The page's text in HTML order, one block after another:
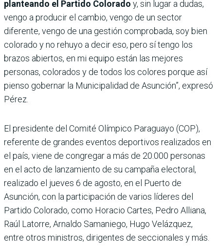
planteando el Partido Colorado y, sin lugar a dudas,
vengo a producir el cambio, vengo de un sector
diferente, vengo de una gestión comprobada, soy bien
colorado y no rehuyo a decir eso, pero sí tengo los
brazos abiertos, en mi equipo están las mejores
personas, colorados y de todos los colores porque así
pienso gobernar la Municipalidad de Asunción”, expresó
Pérez.
El presidente del Comité Olímpico Paraguayo (COP),
referente de grandes eventos deportivos realizados en
el país, viene de congregar a más de 20.000 personas
en el acto de lanzamiento de su campaña electoral,
realizado el jueves 6 de agosto, en el Puerto de
Asunción, con la participación de varios líderes del
Partido Colorado, como Horacio Cartes, Pedro Alliana,
Raúl Latorre, Arnaldo Samaniego, Hugo Velázquez,
entre otros ministros, dirigentes de seccionales y más.